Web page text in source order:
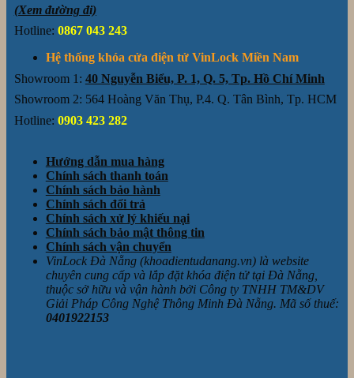
(Xem đường đi)
Hotline: 0867 043 243
Hệ thống khóa cửa điện tử VinLock Miền Nam
Showroom 1: 40 Nguyễn Biểu, P. 1, Q. 5, Tp. Hồ Chí Minh
Showroom 2: 564 Hoàng Văn Thụ, P.4. Q. Tân Bình, Tp. HCM
Hotline: 0903 423 282
Hướng dẫn mua hàng
Chính sách thanh toán
Chính sách bảo hành
Chính sách đổi trả
Chính sách xử lý khiếu nại
Chính sách bảo mật thông tin
Chính sách vận chuyển
VinLock Đà Nẵng (khoadientudanang.vn) là website
chuyên cung cấp và lắp đặt khóa điện tử tại Đà Nẵng,
thuộc sở hữu và vận hành bởi Công ty TNHH TM&DV
Giải Pháp Công Nghệ Thông Minh Đà Nẵng. Mã số thuế:
0401922153